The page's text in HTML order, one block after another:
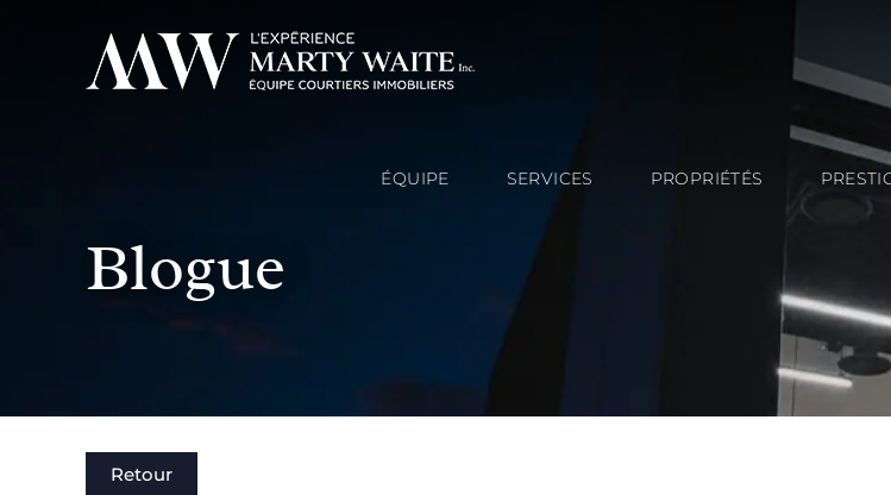
ÉQUIPE SERVICES PROPRIÉTÉS
Blogue
Retour